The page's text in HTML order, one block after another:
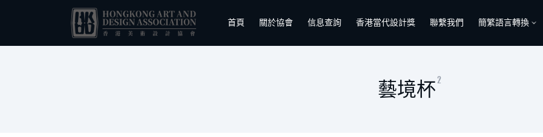
首頁 關於協會 信息查詢 香港當代設計獎 聯繫我們 簡繁語言轉換
藝境杯 2